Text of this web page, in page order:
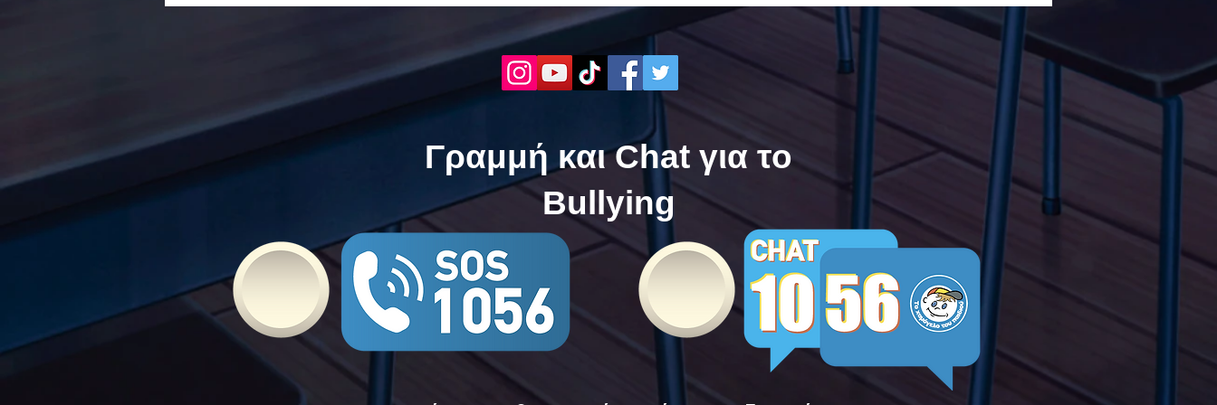
δυνάμεις τους ενάντια στο
Τώρα. Με σύνθημα "Μίλα
Τώρα" όλα τα σχολεία της
Ελλάδας ενώνουν τις
δυνάμεις τους ενάντια στο
| Μίλα Τώρα. Με σύνθημα
"Μίλα Τώρα" όλα τα σχολεία
της Ελλάδας ενώνουν τις
δυνάμεις τους ενάντια στο
Bullying
Γραμμή και Chat για το
Bullying